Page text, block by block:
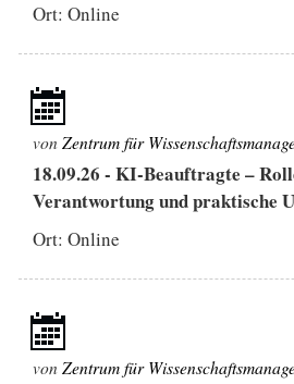
Ort: Online
vonZentrum für
18.09.26 - KI-Beauftragte –
Verantwortung und praktische
Ort: Online
vonZentrum für